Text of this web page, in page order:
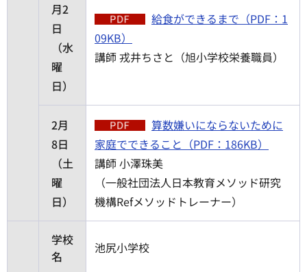
月2
日
（水
曜
日）
給食ができるまで（PDF：1
09KB）
講師 戎井ちさと（旭小学校栄養職員）
2月
8日
（土
曜
日）
算数嫌いにならないために
家庭でできること（PDF：186KB）
講師 小澤珠美
（一般社団法人日本教育メソッド研究
機構Refメソッドトレーナー）
学校
名
池尻小学校